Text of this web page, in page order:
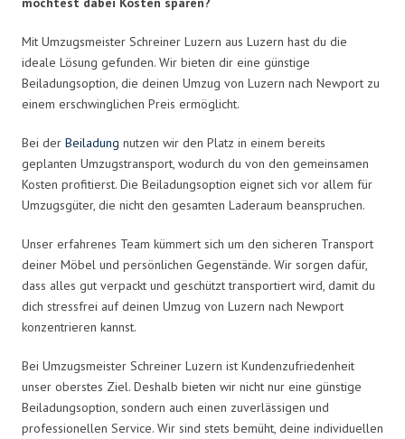
Mit Umzugsmeister Schreiner Luzern aus Luzern hast du die
ideale Lösung gefunden. Wir bieten dir eine günstige
Beiladungsoption, die deinen Umzug von Luzern nach Newport zu
einem erschwinglichen Preis ermöglicht.
Bei der Beiladung nutzen wir den Platz in einem bereits
geplanten Umzugstransport, wodurch du von den gemeinsamen
Kosten profitierst. Die Beiladungsoption eignet sich vor allem für
Umzugsgüter, die nicht den gesamten Laderaum beanspruchen.
Unser erfahrenes Team kümmert sich um den sicheren Transport
deiner Möbel und persönlichen Gegenstände. Wir sorgen dafür,
dass alles gut verpackt und geschützt transportiert wird, damit du
dich stressfrei auf deinen Umzug von Luzern nach Newport
konzentrieren kannst.
Bei Umzugsmeister Schreiner Luzern ist Kundenzufriedenheit
unser oberstes Ziel. Deshalb bieten wir nicht nur eine günstige
Beiladungsoption, sondern auch einen zuverlässigen und
professionellen Service. Wir sind stets bemüht, deine individuellen